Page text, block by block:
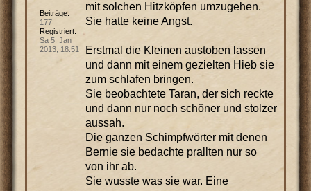
mit solchen Hitzköpfen umzugehen.
Sie hatte keine Angst.
Erstmal die Kleinen austoben lassen
und dann mit einem gezielten Hieb sie
zum schlafen bringen.
Sie beobachtete Taran, der sich reckte
und dann nur noch schöner und stolzer
aussah.
Die ganzen Schimpfwörter mit denen
Bernie sie bedachte prallten nur so
von ihr ab.
Sie wusste was sie war. Eine
Beiträge:
177
Registriert:
Sa 5. Jan
2013, 18:51